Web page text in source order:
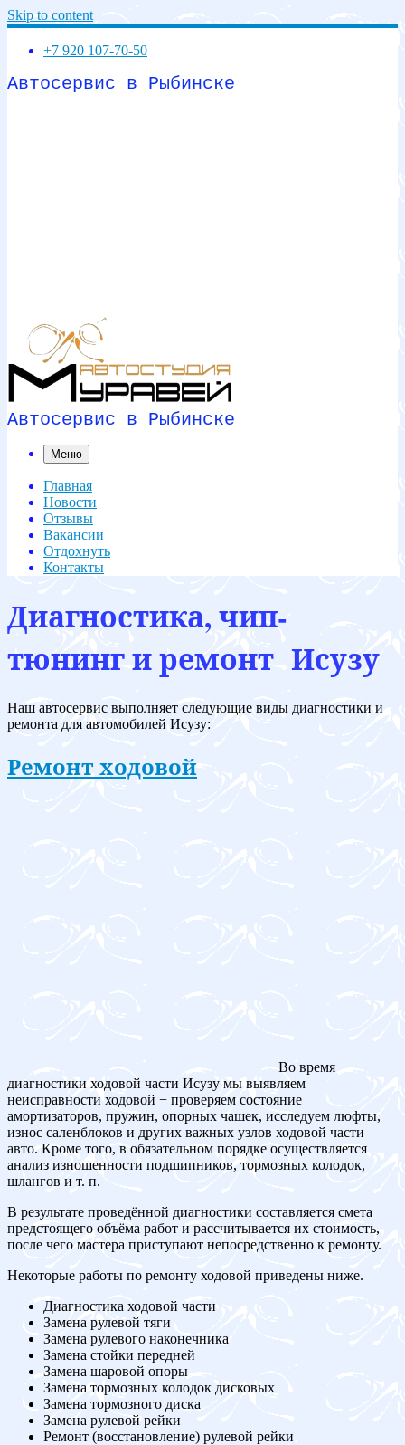
Skip to content
+7 920 107-70-50
Автосервис в Рыбинске
Автосервис в Рыбинске
Меню
Главная
Новости
Отзывы
Вакансии
Отдохнуть
Контакты
Диагностика, чип-
тюнинг и ремонт Исузу
Наш автосервис выполняет следующие виды диагностики и
ремонта для автомобилей Исузу:
Ремонт ходовой
Во время
диагностики ходовой части Исузу мы выявляем
неисправности ходовой − проверяем состояние
амортизаторов, пружин, опорных чашек, исследуем люфты,
износ саленблоков и других важных узлов ходовой части
авто. Кроме того, в обязательном порядке осуществляется
анализ изношенности подшипников, тормозных колодок,
шлангов и т. п.
В результате проведённой диагностики составляется смета
предстоящего объёма работ и рассчитывается их стоимость,
после чего мастера приступают непосредственно к ремонту.
Некоторые работы по ремонту ходовой приведены ниже.
Диагностика ходовой части
Замена рулевой тяги
Замена рулевого наконечника
Замена стойки передней
Замена шаровой опоры
Замена тормозных колодок дисковых
Замена тормозного диска
Замена рулевой рейки
Ремонт (восстановление) рулевой рейки